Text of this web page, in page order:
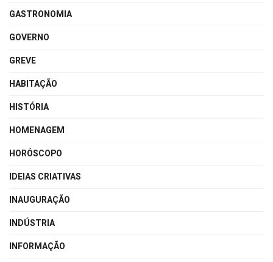
GASTRONOMIA
GOVERNO
GREVE
HABITAÇÃO
HISTÓRIA
HOMENAGEM
HORÓSCOPO
IDEIAS CRIATIVAS
INAUGURAÇÃO
INDÚSTRIA
INFORMAÇÃO